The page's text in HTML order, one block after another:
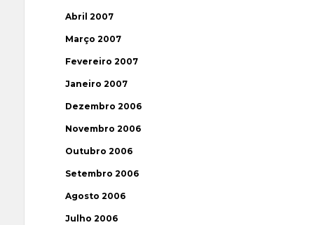
Abril 2007
Março 2007
Fevereiro 2007
Janeiro 2007
Dezembro 2006
Novembro 2006
Outubro 2006
Setembro 2006
Agosto 2006
Julho 2006